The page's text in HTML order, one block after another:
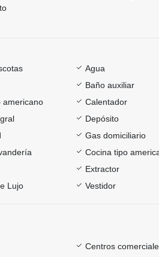
Agua
Baño auxiliar
americano
Calentador
Depósito
Gas domiciliario
Cocina tipo
Extractor
Lujo
Vestidor
Centros